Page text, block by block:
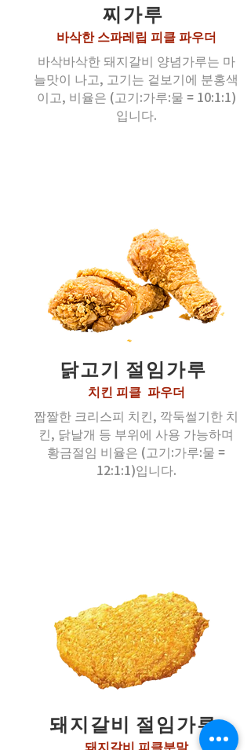
찌가루
바삭한 스파레립 피클 파우더
바삭바삭한 돼지갈비 양념가루는 마
늘맛이 나고, 고기는 겉보기에 분홍색
이고, 비율은 (고기:가루:물 = 10:1:1)
입니다.
닭고기 절임가루
치킨 피클 파우더
짭짤한 크리스피 치킨, 깍둑썰기한 치
킨, 닭날개 등 부위에 사용 가능하며
황금절임 비율은 (고기:가루:물 =
12:1:1)입니다.
돼지갈비 절임가루